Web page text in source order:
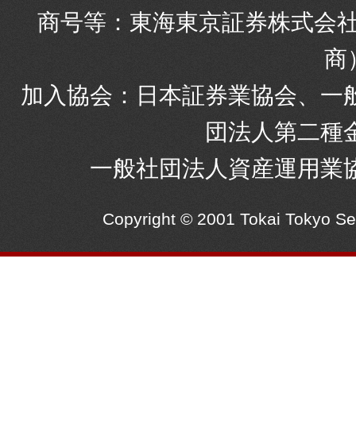
商号等：東海東京証券株式会
商
加入協会：日本証券業協会、
団法人第二種
一般社団法人資産運用業
Copyright © 2001 Tokai Tokyo